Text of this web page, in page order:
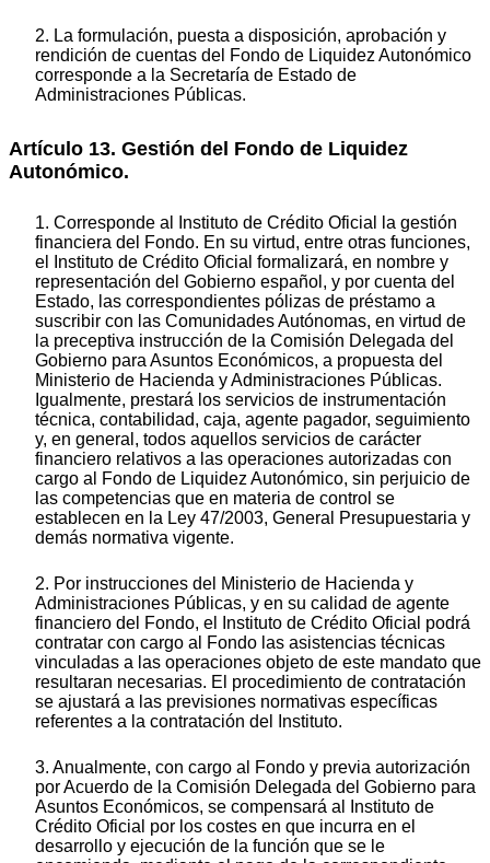
2. La formulación, puesta a disposición, aprobación y
rendición de cuentas del Fondo de Liquidez Autonómico
corresponde a la Secretaría de Estado de
Administraciones Públicas.
Artículo 13. Gestión del Fondo de Liquidez
Autonómico.
1. Corresponde al Instituto de Crédito Oficial la gestión
financiera del Fondo. En su virtud, entre otras funciones,
el Instituto de Crédito Oficial formalizará, en nombre y
representación del Gobierno español, y por cuenta del
Estado, las correspondientes pólizas de préstamo a
suscribir con las Comunidades Autónomas, en virtud de
la preceptiva instrucción de la Comisión Delegada del
Gobierno para Asuntos Económicos, a propuesta del
Ministerio de Hacienda y Administraciones Públicas.
Igualmente, prestará los servicios de instrumentación
técnica, contabilidad, caja, agente pagador, seguimiento
y, en general, todos aquellos servicios de carácter
financiero relativos a las operaciones autorizadas con
cargo al Fondo de Liquidez Autonómico, sin perjuicio de
las competencias que en materia de control se
establecen en la Ley 47/2003, General Presupuestaria y
demás normativa vigente.
2. Por instrucciones del Ministerio de Hacienda y
Administraciones Públicas, y en su calidad de agente
financiero del Fondo, el Instituto de Crédito Oficial podrá
contratar con cargo al Fondo las asistencias técnicas
vinculadas a las operaciones objeto de este mandato que
resultaran necesarias. El procedimiento de contratación
se ajustará a las previsiones normativas específicas
referentes a la contratación del Instituto.
3. Anualmente, con cargo al Fondo y previa autorización
por Acuerdo de la Comisión Delegada del Gobierno para
Asuntos Económicos, se compensará al Instituto de
Crédito Oficial por los costes en que incurra en el
desarrollo y ejecución de la función que se le